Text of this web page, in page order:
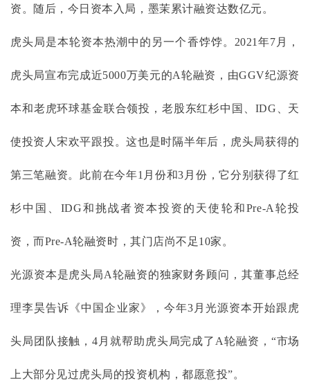
资。随后，今日资本入局，墨茉累计融资达数亿元。
虎头局是本轮资本热潮中的另一个香饽饽。 2021年7月，
虎头局宣布完成近5000万美元的A轮融资，由GGV纪源资
本和老虎环球基金联合领投，老股东红杉中国、IDG、天
使投资人宋欢平跟投。这也是时隔半年后，虎头局获得的
第三笔融资。此前在今年1月份和3月份，它分别获得了红
杉中国、IDG和挑战者资本投资的天使轮和Pre-A轮投
资，而Pre-A轮融资时，其门店尚不足10家。
光源资本是虎头局A轮融资的独家财务顾问，其董事总经
理李昊告诉《中国企业家》，今年3月光源资本开始跟虎
头局团队接触，4月就帮助虎头局完成了A轮融资，“市场
上大部分见过虎头局的投资机构，都愿意投”。